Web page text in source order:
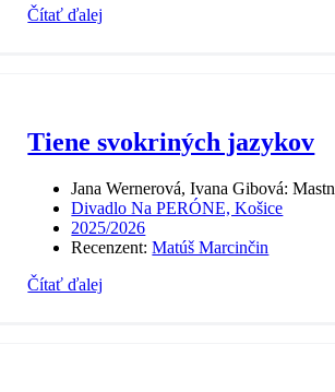
Čítať ďalej
Tiene svokriných jazykov
Jana Wernerová, Ivana Gibová:
Divadlo Na PERÓNE, Košice
2025/2026
Recenzent:Matúš Marcinčin
Čítať ďalej